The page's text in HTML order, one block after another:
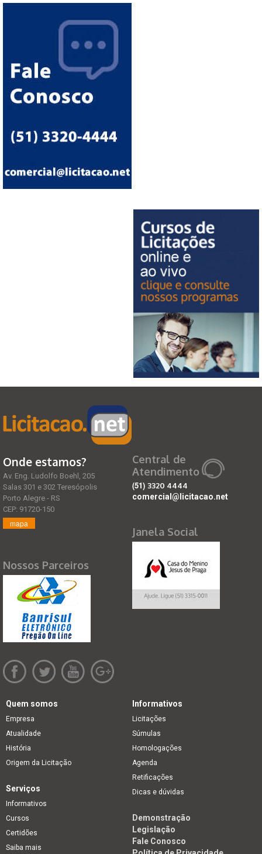
Onde estamos?
Av. Eng. Ludolfo Boehl, 205
Salas 301 e 302 Teresópolis
Porto Alegre - RS
CEP: 91720-150
mapa
Nossos Parceiros
Central de
Atendimento
(51) 3320 4444
comercial@licitacao.net
Janela Social
Quem somos
Empresa
Atualidade
História
Origem da Licitação
Informativos
Licitações
Súmulas
Homologações
Agenda
Retificações
Dicas e dúvidas
Serviços
Informativos
Cursos
Certidões
Saiba mais
Demonstração
Legislação
Fale Conosco